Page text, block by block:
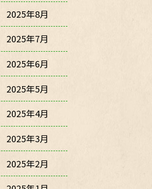
2025年8月
2025年7月
2025年6月
2025年5月
2025年4月
2025年3月
2025年2月